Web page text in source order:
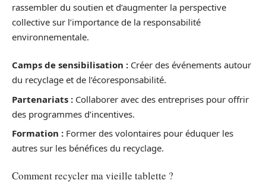
rassembler du soutien et d’augmenter la perspective
collective sur l’importance de la responsabilité
environnementale.
Camps de sensibilisation : Créer des événements autour
du recyclage et de l’écoresponsabilité.
Partenariats : Collaborer avec des entreprises pour offrir
des programmes d’incentives.
Formation : Former des volontaires pour éduquer les
autres sur les bénéfices du recyclage.
Comment recycler ma vieille tablette ?